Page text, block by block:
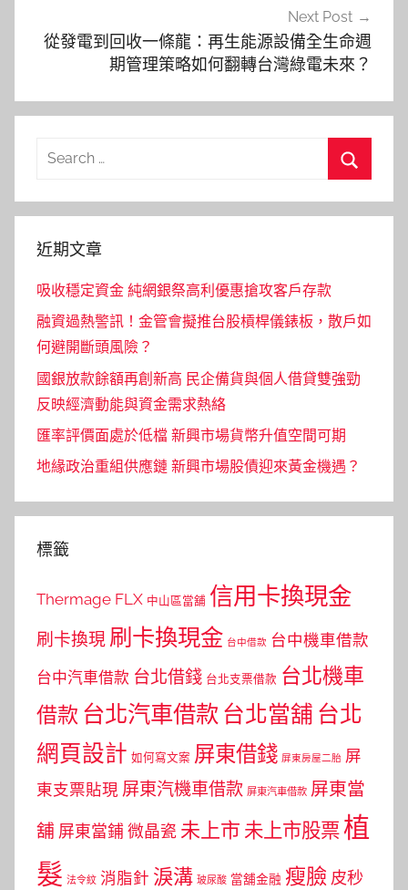
Next Post
從發電到回收一條龍：再生能源設備全生命週
期管理策略如何翻轉台灣綠電未來？
Search
近期文章
吸收穩定資金 純網銀祭高利優惠搶攻客戶存款
融資過熱警訊！金管會擬推台股槓桿儀錶板，散戶如
何避開斷頭風險？
國銀放款餘額再創新高 民企備貨與個人借貸雙強勁
反映經濟動能與資金需求熱絡
匯率評價面處於低檔 新興市場貨幣升值空間可期
地緣政治重組供應鏈 新興市場股債迎來黃金機遇？
標籤
Thermage FLX 中山區當舖 信用卡換現金
刷卡換現 刷卡換現金 台中借款 台中機車借款
台中汽車借款 台北借錢 台北支票借款 台北機車
借款 台北汽車借款 台北當舖 台北
網頁設計 如何寫文案 屏東借錢 屏東房屋二胎 屏
東支票貼現 屏東汽機車借款 屏東汽車借款 屏東當
舖 屏東當鋪 微晶瓷 未上市 未上市股票植
髮 法令紋 消脂針 淚溝 玻尿酸 當舖金融 瘦臉 皮秒